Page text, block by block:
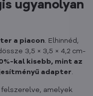
ugyanolyan
a piacon. Elhinnéd,
3,5 × 3,5 × 4,2 cm-
kal kisebb, mint az
adapter.
amelyek